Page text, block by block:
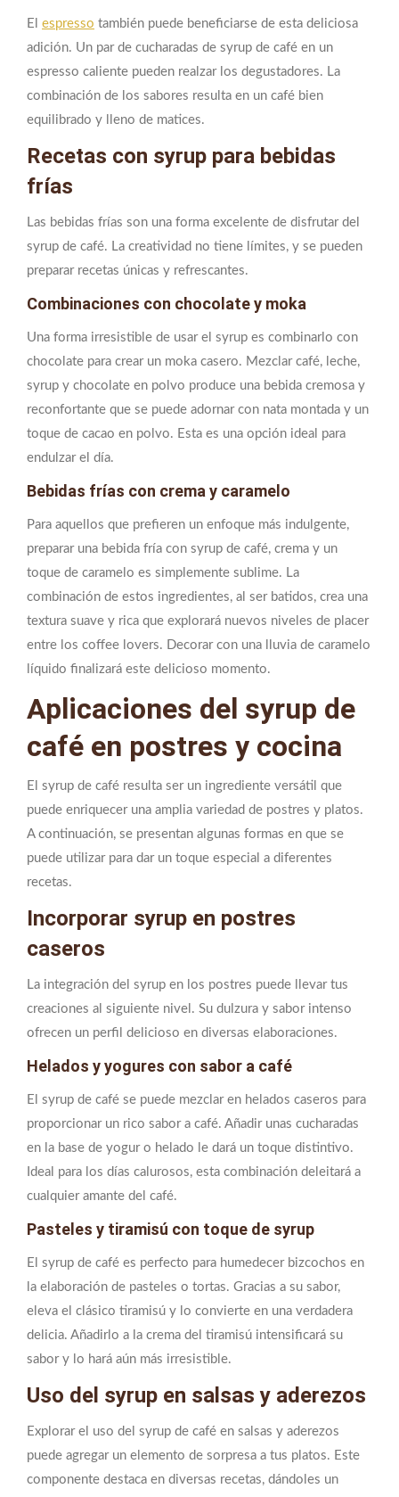
El espresso también puede beneficiarse de esta deliciosa
adición. Un par de cucharadas de syrup de café en un
espresso caliente pueden realzar los degustadores. La
combinación de los sabores resulta en un café bien
equilibrado y lleno de matices.
Recetas con syrup para bebidas
frías
Las bebidas frías son una forma excelente de disfrutar del
syrup de café. La creatividad no tiene límites, y se pueden
preparar recetas únicas y refrescantes.
Combinaciones con chocolate y moka
Una forma irresistible de usar el syrup es combinarlo con
chocolate para crear un moka casero. Mezclar café, leche,
syrup y chocolate en polvo produce una bebida cremosa y
reconfortante que se puede adornar con nata montada y un
toque de cacao en polvo. Esta es una opción ideal para
endulzar el día.
Bebidas frías con crema y caramelo
Para aquellos que prefieren un enfoque más indulgente,
preparar una bebida fría con syrup de café, crema y un
toque de caramelo es simplemente sublime. La
combinación de estos ingredientes, al ser batidos, crea una
textura suave y rica que explorará nuevos niveles de placer
entre los coffee lovers. Decorar con una lluvia de caramelo
líquido finalizará este delicioso momento.
Aplicaciones del syrup de
café en postres y cocina
El syrup de café resulta ser un ingrediente versátil que
puede enriquecer una amplia variedad de postres y platos.
A continuación, se presentan algunas formas en que se
puede utilizar para dar un toque especial a diferentes
recetas.
Incorporar syrup en postres
caseros
La integración del syrup en los postres puede llevar tus
creaciones al siguiente nivel. Su dulzura y sabor intenso
ofrecen un perfil delicioso en diversas elaboraciones.
Helados y yogures con sabor a café
El syrup de café se puede mezclar en helados caseros para
proporcionar un rico sabor a café. Añadir unas cucharadas
en la base de yogur o helado le dará un toque distintivo.
Ideal para los días calurosos, esta combinación deleitará a
cualquier amante del café.
Pasteles y tiramisú con toque de syrup
El syrup de café es perfecto para humedecer bizcochos en
la elaboración de pasteles o tortas. Gracias a su sabor,
eleva el clásico tiramisú y lo convierte en una verdadera
delicia. Añadirlo a la crema del tiramisú intensificará su
sabor y lo hará aún más irresistible.
Uso del syrup en salsas y aderezos
Explorar el uso del syrup de café en salsas y aderezos
puede agregar un elemento de sorpresa a tus platos. Este
componente destaca en diversas recetas, dándoles un